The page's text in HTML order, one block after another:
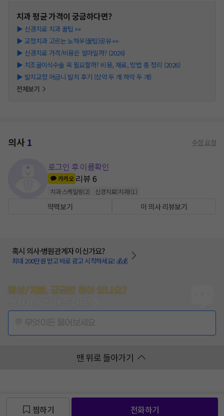
치과평균 가격이 궁금하다면?
▶ 신경치료 치과 꿀팁 👀
▶ 교정치과 고르는 노하우(꿀팁)공유 👀
▶ 신경치료 가격/비용은 얼마일까? (2026)
▶ 치조골이식수술 꼭 필요할까? 비용, 재료, 방법 총 정리 (2026)
▶ 발치교정 어금니 발치 후기 (상악 두 개 하악 두 개)
전체보기
의사1 수정 요청
로그인 후 이름확인
카카오 리뷰6
치과 스케일링(2) 신경치료(치과)(1 )
약력보기 이 의사 리뷰보기
혹시 의사·병원관계자 이신가요?
최대 200만원 받고 바로 광고 시작하세요! 💰💰
증상/치료, 궁금한 점이 있나요?
맨 위로 돌아가기
찜하기 전화하기